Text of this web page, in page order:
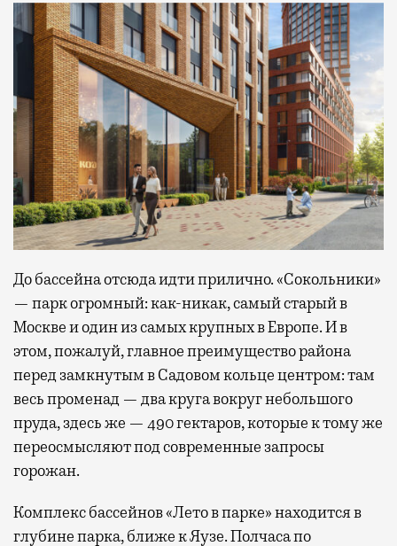
До бассейна отсюда идти прилично. «Сокольники»
— парк огромный: как-никак, самый старый в
Москве и один из самых крупных в Европе. И в
этом, пожалуй, главное преимущество района
перед замкнутым в Садовом кольце центром: там
весь променад — два круга вокруг небольшого
пруда, здесь же — 490 гектаров, которые к тому же
переосмысляют под современные запросы
горожан.
Комплекс бассейнов «Лето в парке» находится в
глубине парка, ближе к Яузе. Полчаса по